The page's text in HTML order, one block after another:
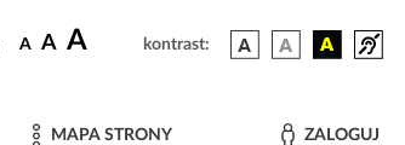
A A A kontrast:
MAPA STRONY ZALOGUJ